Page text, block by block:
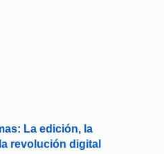
La edición, la
revolución digital